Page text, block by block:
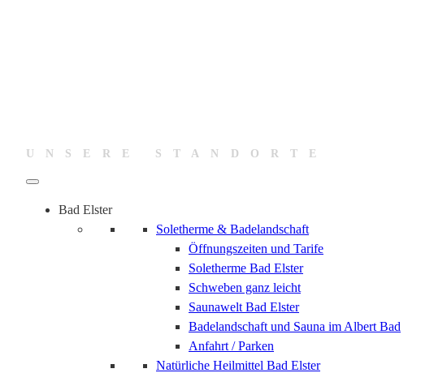
UNSERE STANDORTE
Bad Elster
Soletherme & Badelandschaft
Öffnungszeiten und Tarife
Soletherme Bad Elster
Schweben ganz leicht
Saunawelt Bad Elster
Badelandschaft und Sauna im Albert Bad
Anfahrt / Parken
Natürliche Heilmittel Bad Elster